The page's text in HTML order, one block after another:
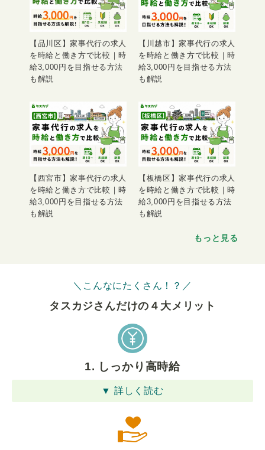
【品川区】家事代行の求人
を時給と働き方で比較｜時
給3,000円を目指せる方法
も解説
【川越市】家事代行の求人
を時給と働き方で比較｜時
給3,000円を目指せる方法
も解説
【西宮市】家事代行の求人
を時給と働き方で比較｜時
給3,000円を目指せる方法
も解説
【板橋区】家事代行の求人
を時給と働き方で比較｜時
給3,000円を目指せる方法
も解説
もっと見る
＼こんなにたくさん！？／
タスカジさんだけの４⼤メリット
1. しっかり高時給
▼ 詳しく読む